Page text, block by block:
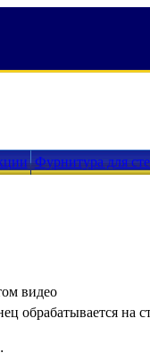
Фурнитура для
видео
обрабатывается на